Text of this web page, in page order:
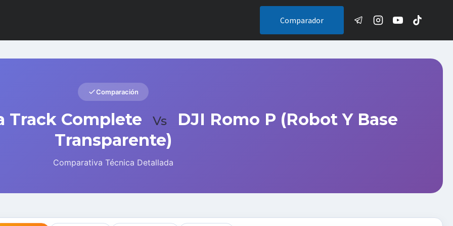
Comparador
Comparación
Track Complete Vs
DJI Romo P (Robot Y Base
Transparente)
Comparativa Técnica Detallada